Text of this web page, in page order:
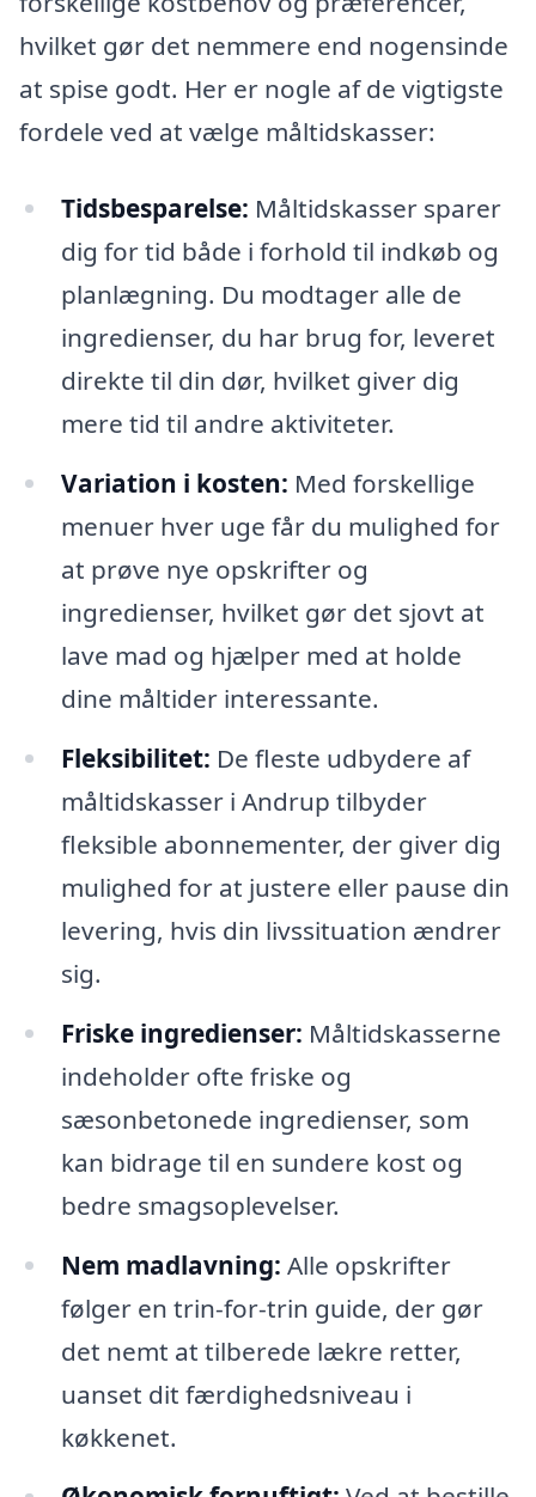
hvilket gør det nemmere end nogensinde
at spise godt. Her er nogle af de vigtigste
fordele ved at vælge måltidskasser:
Tidsbesparelse: Måltidskasser sparer
dig for tid både i forhold til indkøb og
planlægning. Du modtager alle de
ingredienser, du har brug for, leveret
direkte til din dør, hvilket giver dig
mere tid til andre aktiviteter.
Variation i kosten: Med forskellige
menuer hver uge får du mulighed for
at prøve nye opskrifter og
ingredienser, hvilket gør det sjovt at
lave mad og hjælper med at holde
dine måltider interessante.
Fleksibilitet: De fleste udbydere af
måltidskasser i Andrup tilbyder
fleksible abonnementer, der giver dig
mulighed for at justere eller pause din
levering, hvis din livssituation ændrer
sig.
Friske ingredienser: Måltidskasserne
indeholder ofte friske og
sæsonbetonede ingredienser, som
kan bidrage til en sundere kost og
bedre smagsoplevelser.
Nem madlavning: Alle opskrifter
følger en trin-for-trin guide, der gør
det nemt at tilberede lækre retter,
uanset dit færdighedsniveau i
køkkenet.